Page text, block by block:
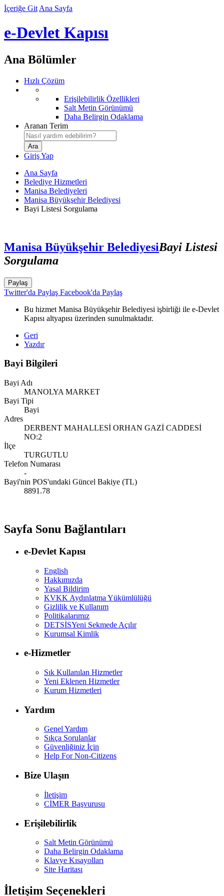
İçeriğe Git Ana Sayfa
e-Devlet Kapısı
Ana Bölümler
Hızlı Çözüm
Erişilebilirlik Özellikleri
Salt Metin Görünümü
Daha Belirgin Odaklama
Aranan Terim
Giriş Yap
Ana Sayfa
Belediye Hizmetleri
Manisa Belediyeleri
Manisa Büyükşehir Belediyesi
Bayi Listesi Sorgulama
Manisa Büyükşehir BelediyesiBayi Listesi
Sorgulama
Paylaş
Twitter'da Paylaş Facebook'da Paylaş
Bu hizmet Manisa Büyükşehir Belediyesi işbirliği ile e-Devlet
Kapısı altyapısı üzerinden sunulmaktadır.
Geri
Yazdır
Bayi Bilgileri
Bayi Adı
MANOLYA MARKET
Bayi Tipi
Bayi
Adres
DERBENT MAHALLESİ ORHAN GAZİ CADDESİ
NO:2
İlçe
TURGUTLU
Telefon Numarası
-
Bayi'nin POS'undaki Güncel Bakiye (TL)
8891.78
Sayfa Sonu Bağlantıları
e-Devlet Kapısı
English
Hakkımızda
Yasal Bildirim
KVKK Aydınlatma Yükümlülüğü
Gizlilik ve Kullanım
Politikalarımız
DETSİSYeni Sekmede Açılır
Kurumsal Kimlik
e-Hizmetler
Sık Kullanılan Hizmetler
Yeni Eklenen Hizmetler
Kurum Hizmetleri
Yardım
Genel Yardım
Sıkça Sorulanlar
Güvenliğiniz İçin
Help For Non-Citizens
Bize Ulaşın
İletişim
CİMER Başvurusu
Erişilebilirlik
Salt Metin Görünümü
Daha Belirgin Odaklama
Klavye Kısayolları
Site Haritası
İletişim Seçenekleri